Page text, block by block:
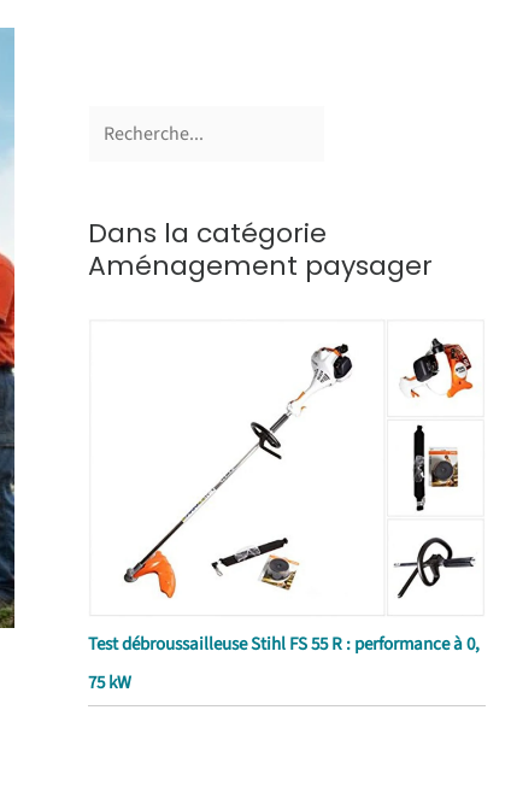
Dans la catégorie
Aménagement paysager
Test débroussailleuse Stihl FS 55 R : performance à 0,
75 kW